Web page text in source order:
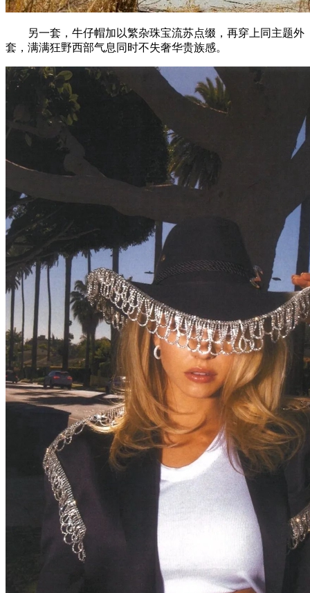
另一套，牛仔帽加以繁杂珠宝流苏点缀，再穿上同主题外
套，满满狂野西部气息同时不失奢华贵族感。